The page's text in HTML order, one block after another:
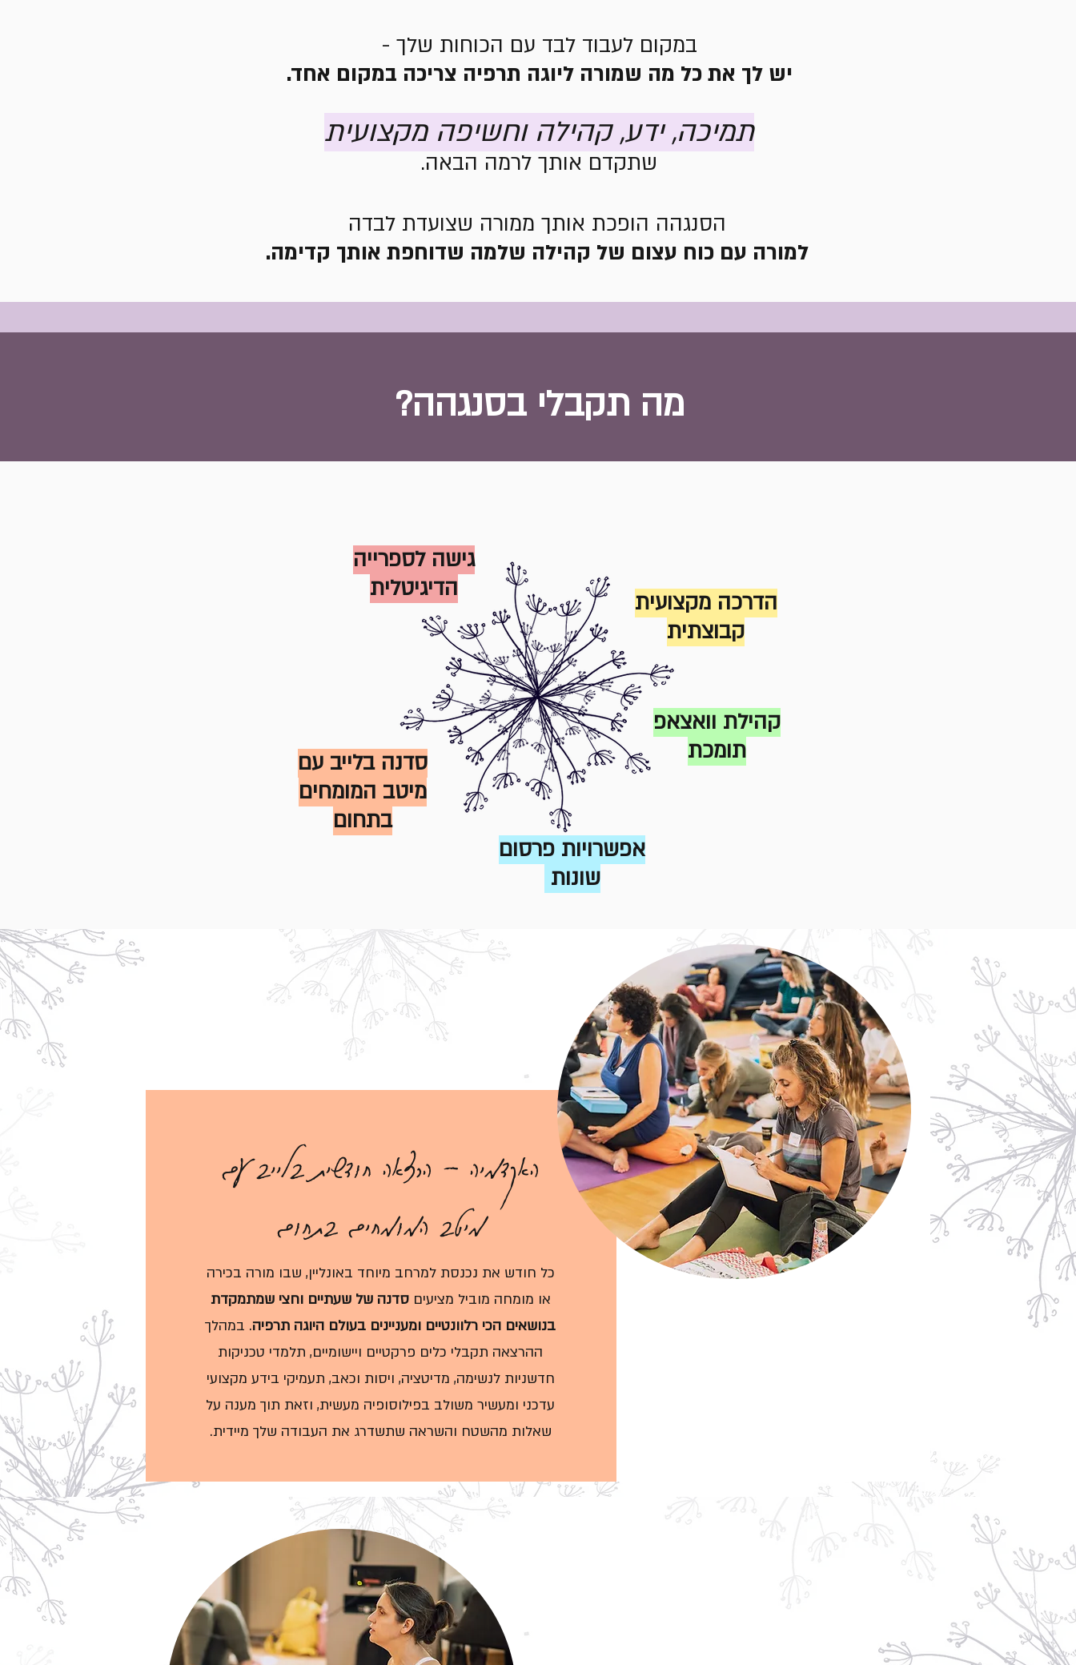
במקום לעבוד לבד עם הכוחות שלך -
יש לך את כל מה שמורה ליוגה תרפיה צריכה במקום אחד.
תמיכה, ידע, קהילה וחשיפה מקצועית
שתקדם אותך לרמה הבאה.
הסנגהה הופכת אותך ממורה שצועדת לבדה
למורה עם כוח עצום של קהילה שלמה שדוחפת אותך קדימה.
?מה תקבלי בסנגהה
הדרכה מקצועית
קבוצתית
סדנה בלייב עם
מיטב המומחים
בתחום
גישה לספרייה
הדיגיטלית
קהילת וואצאפ
תומכת
אפשרויות פרסום
שונות
האקדמיה – הרצאה חודשית בלייב עם
מיטב המומחים בתחום
כל חודש את נכנסת למרחב מיוחד באונליין, שבו מורה בכירה
או מומחה מוביל מציעיםסדנה של שעתיים וחצי שמתמקדת
בנושאים הכי רלוונטיים ומעניינים בעולם היוגה תרפיה. במהלך
ההרצאה תקבלי כלים פרקטיים ויישומיים, תלמדי טכניקות
חדשניות לנשימה, מדיטציה, ויסות וכאב, תעמיקי בידע מקצועי
עדכני ומעשיר משולב בפילוסופיה מעשית, וזאת תוך מענה על
שאלות מהשטח והשראה שתשדרג את העבודה שלך מיידית.